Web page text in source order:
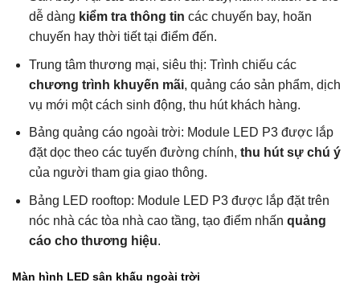
dễ dàng kiểm tra thông tin các chuyến bay, hoãn
chuyến hay thời tiết tại điểm đến.
Trung tâm thương mại, siêu thị: Trình chiếu các
chương trình khuyến mãi, quảng cáo sản phẩm, dịch
vụ mới một cách sinh động, thu hút khách hàng.
Bảng quảng cáo ngoài trời: Module LED P3 được lắp
đặt dọc theo các tuyến đường chính, thu hút sự chú ý
của người tham gia giao thông.
Bảng LED rooftop: Module LED P3 được lắp đặt trên
nóc nhà các tòa nhà cao tầng, tạo điểm nhấn quảng
cáo cho thương hiệu.
Màn hình LED sân khấu ngoài trời